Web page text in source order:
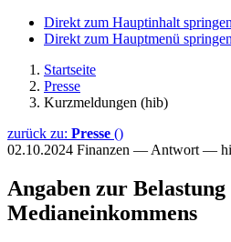
Direkt zum Hauptinhalt springen
Direkt zum Hauptmenü springen
Startseite
Presse
Kurzmeldungen (hib)
zurück zu: Presse ()
02.10.2024 Finanzen — Antwort —
Angaben zur Belastung
Medianeinkommens